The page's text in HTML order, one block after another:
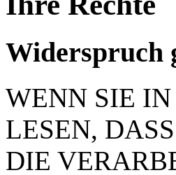
Widerspruch
WENN SIE
LESEN,
DIE